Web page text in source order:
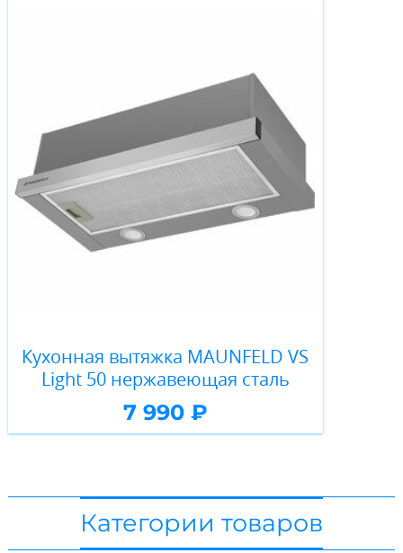
Кухонная вытяжка MAUNFELD VS
Light 50 нержавеющая сталь
7 990 ₽
Категории товаров